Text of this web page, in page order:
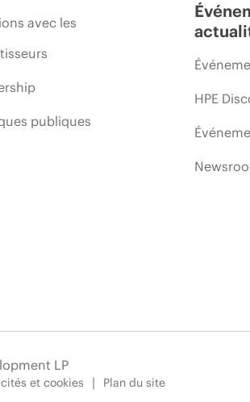
avec les
publiques
HPE
LP
et cookies Plan du site